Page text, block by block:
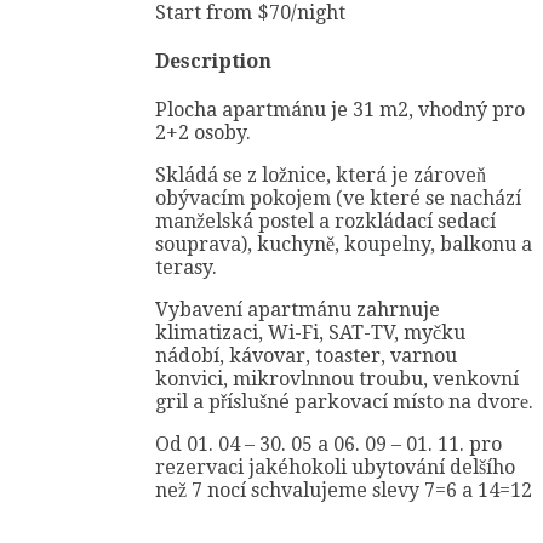
Start from $70/night
Description
Plocha apartmánu je 31 m2, vhodný pro
2+2 osoby.
Skládá se z ložnice, která je zároveň
obývacím pokojem (ve které se nachází
manželská postel a rozkládací sedací
souprava), kuchyně, koupelny, balkonu a
terasy.
Vybavení apartmánu zahrnuje
klimatizaci, Wi-Fi, SAT-TV, myčku
nádobí, kávovar, toaster, varnou
konvici, mikrovlnnou troubu, venkovní
gril a příslušné parkovací místo na dvorе.
Od 01. 04 – 30. 05 a 06. 09 – 01. 11. pro
rezervaci jakéhokoli ubytování delšího
než 7 nocí schvalujeme slevy 7=6 a 14=12